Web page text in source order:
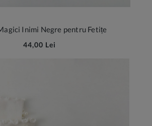
Inimi Negre pentru Fetițe
44,00 Lei